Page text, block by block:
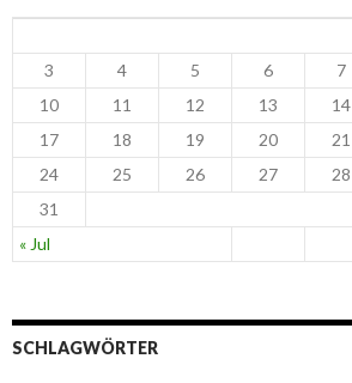
« Jul
3
4 5 6 7
10
11 12 13 14
17
18 19 20 21
24
25 26 27 28
31
SCHLAGWÖRTER